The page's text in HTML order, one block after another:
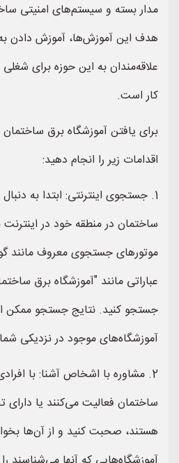
مدار بسته و سیستم‌های امنیتی
هدف این آموزش‌ها، آموزش دادن
علاقه‌مندان به این حوزه برای شغلی
کار است.
برای یافتن آموزشگاه برق
اقدامات زیر را انجام دهید:
1. جستجوی اینترنتی: ابتدا به
ساختمان در منطقه خود در اینترنت
موتورهای جستجوی معروف مانند
عباراتی مانند "آموزشگاه برق
جستجو کنید. نتایج جستجو ممکن
آموزشگاه‌های موجود در نزدیکی
2. مشاوره با اشخاص آشنا: با
ساختمان فعالیت می‌کنند یا دارای
هستند، صحبت کنید و از آن‌ها